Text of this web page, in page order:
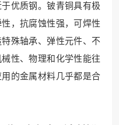
优质钢。铍青铜具有极
性，抗腐蚀性强，可焊性
殊轴承、弹性元件、不
械性、物理和化学性能往
的金属材料几乎都是合